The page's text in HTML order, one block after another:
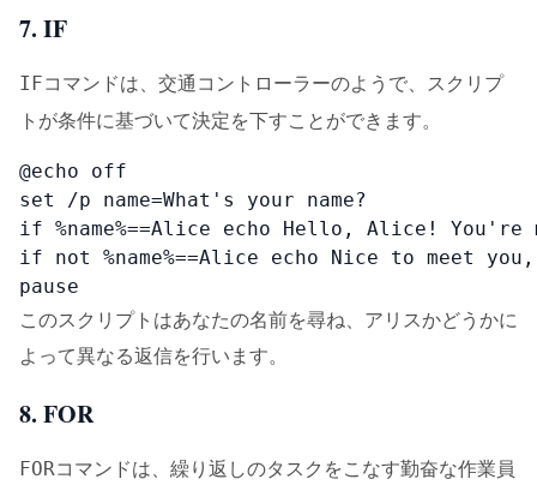
7. IF
IFコマンドは、交通コントローラーのようで、スクリプ
トが条件に基づいて決定を下すことができます。
@echo off
set /p name=What's your name?
if %name%==Alice echo Hello, Alice!
if not %name%==Alice echo Nice to meet you,
pause
このスクリプトはあなたの名前を尋ね、アリスかどうかに
よって異なる返信を行います。
8. FOR
FORコマンドは、繰り返しのタスクをこなす勤奋な作業員